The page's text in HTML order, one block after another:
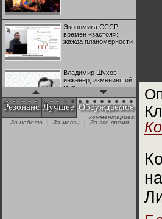
Экономика СССР
времен «застоя»:
жажда планомерности
Владимир Шухов:
инженер, изменивший
мир
"Аркадий Коц" на
эгалите-фесте "Не
Резонанс Лучшее Обсуждаемое
комментариев:
За неделю
| За месяц | За все время